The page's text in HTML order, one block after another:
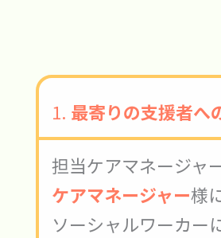
1. 最寄りの支援者へ
担当ケアマネージャ
ケアマネージャー様
ソーシャルワーカー